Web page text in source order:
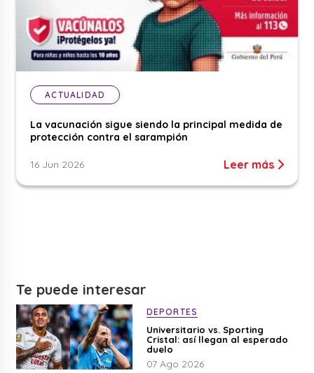
ACTUALIDAD
La vacunación sigue siendo la principal medida de
protección contra el sarampión
16 Jun 2026 Leer más
Te puede interesar
DEPORTES
Universitario vs. Sporting
Cristal: así llegan al esperado
duelo
07 Ago 2026